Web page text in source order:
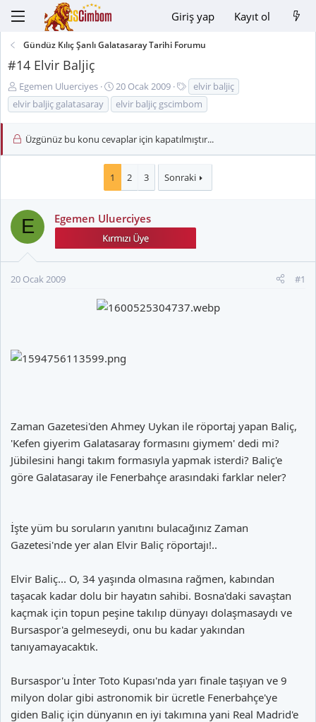
Giriş yap Kayıt ol
Gündüz Kılıç Şanlı Galatasaray Tarihi Forumu
#14 Elvir Baljiç
K
o
n
y
u
l
t
Egemen Uluerciyes
B
a
ş
a
n
a
r
20 Ocak 2009
t
i
e
t
e
elvir baljiç
elvir baljiç galatasaray
elvir baljiç gscimbom
Üzgünüz bu konu cevaplar için kapatılmıştır...
1 2 3 Sonraki
E Egemen Uluerciyes
20 Ocak 2009 #1
Zaman Gazetesi'den Ahmey Uykan ile röportaj yapan Baliç,
'Kefen giyerim Galatasaray formasını giymem' dedi mi?
Jübilesini hangi takım formasıyla yapmak isterdi? Baliç'e
göre Galatasaray ile Fenerbahçe arasındaki farklar neler?
İşte yüm bu soruların yanıtını bulacağınız Zaman
Gazetesi'nde yer alan Elvir Baliç röportajı!..
Elvir Baliç... O, 34 yaşında olmasına rağmen, kabından
taşacak kadar dolu bir hayatın sahibi. Bosna'daki savaştan
kaçmak için topun peşine takılıp dünyayı dolaşmasaydı ve
Bursaspor'a gelmeseydi, onu bu kadar yakından
tanıyamayacaktık.
Bursaspor'u İnter Toto Kupası'nda yarı finale taşıyan ve 9
milyon dolar gibi astronomik bir ücretle Fenerbahçe'ye
giden Baliç için dünyanın en iyi takımına yani Real Madrid'e